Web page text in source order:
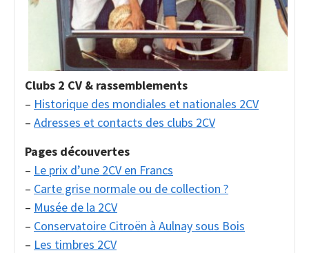
Clubs 2 CV & rassemblements
– Historique des mondiales et nationales 2CV
– Adresses et contacts des clubs 2CV
Pages découvertes
– Le prix d’une 2CV en Francs
– Carte grise normale ou de collection ?
– Musée de la 2CV
– Conservatoire Citroën à Aulnay sous Bois
– Les timbres 2CV